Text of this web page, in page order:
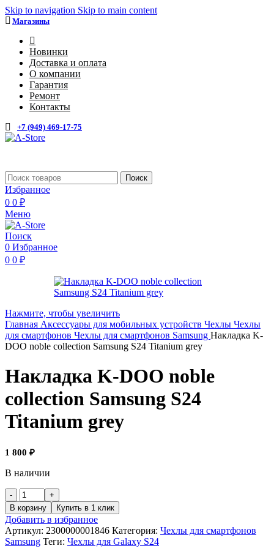
Skip to navigation Skip to main content
Магазины
Новинки
Доставка и оплата
О компании
Гарантия
Ремонт
Контакты
+7 (949) 469-17-75
Поиск
Избранное
0 0 ₽
Меню
Поиск
0 Избранное
0 0 ₽
Нажмите, чтобы увеличить
Главная Аксессуары для мобильных устройств Чехлы Чехлы
для смартфонов Чехлы для смартфонов Samsung Накладка K-
DOO noble collection Samsung S24 Titanium grey
Накладка K-DOO noble
collection Samsung S24
Titanium grey
1 800 ₽
В наличии
В корзину Купить в 1 клик
Добавить в избранное
Артикул: 2300000001846 Категория: Чехлы для смартфонов
Samsung Теги: Чехлы для Galaxy S24